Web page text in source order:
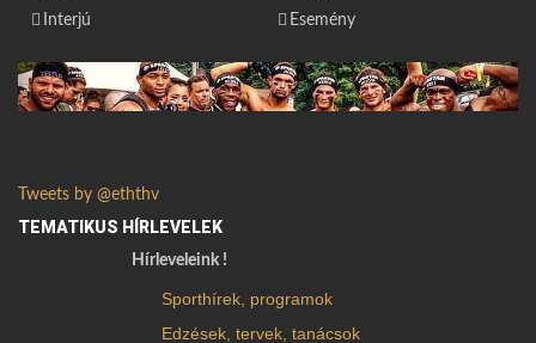
Interjú
Esemény
Tweets by @eththv
TEMATIKUS HÍRLEVELEK
Hírleveleink !
Sporthírek, programok
Edzések, tervek, tanácsok